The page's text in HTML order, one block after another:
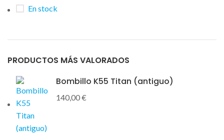
En stock
PRODUCTOS MÁS VALORADOS
Bombillo K55 Titan (antiguo)
140,00€